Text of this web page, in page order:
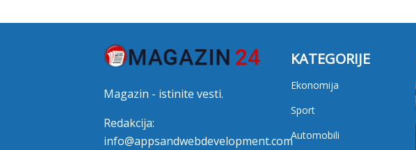
Magazin - istinite vesti.
Redakcija:
info@appsandwebdevelopment.com
KATEGORIJE
Ekonomija
Sport
Automobili